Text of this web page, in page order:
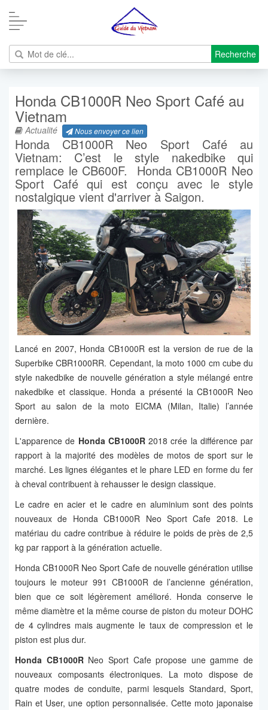
Recherche
Honda CB1000R Neo Sport Café au
Vietnam
Actualité Nous envoyer ce lien
Honda CB1000R Neo Sport Café au
Vietnam: C’est le style nakedbike qui
remplace le CB600F. Honda CB1000R Neo
Sport Café qui est conçu avec le style
nostalgique vient d'arriver à Saigon.
Lancé en 2007, Honda CB1000R est la version de rue de la
Superbike CBR1000RR. Cependant, la moto 1000 cm cube du
style nakedbike de nouvelle génération a style mélangé entre
nakedbike et classique. Honda a présenté la CB1000R Neo
Sport au salon de la moto EICMA (Milan, Italie) l’année
dernière.
L'apparence de Honda CB1000R2018 crée la différence par
rapport à la majorité des modèles de motos de sport sur le
marché. Les lignes élégantes et le phare LED en forme du fer
à cheval contribuent à rehausser le design classique.
Le cadre en acier et le cadre en aluminium sont des points
nouveaux de Honda CB1000R Neo Sport Cafe 2018. Le
matériau du cadre contribue à réduire le poids de près de 2,5
kg par rapport à la génération actuelle.
Honda CB1000R Neo Sport Cafe de nouvelle génération utilise
toujours le moteur 991 CB1000R de l’ancienne génération,
bien que ce soit légèrement amélioré. Honda conserve le
même diamètre et la même course de piston du moteur DOHC
de 4 cylindres mais augmente le taux de compression et le
piston est plus dur.
Honda CB1000RNeo Sport Cafe propose une gamme de
nouveaux composants électroniques. La moto dispose de
quatre modes de conduite, parmi lesquels Standard, Sport,
Rain et User, une option personnalisée. Cette moto japonaise